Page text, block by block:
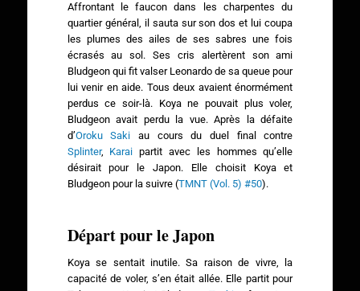
Affrontant le faucon dans les charpentes du
quartier général, il sauta sur son dos et lui coupa
les plumes des ailes de ses sabres une fois
écrasés au sol.Ses cris alertèrent son ami
Bludgeon qui fit valser Leonardo de sa queue pour
lui venir en aide. Tous deux avaient énormément
perdus ce soir-là. Koya ne pouvait plus voler,
Bludgeon avait perdu la vue. Après la défaite
d’Oroku Saki au cours du duel final contre
Splinter, Karai partit avec les hommes qu’elle
désirait pour le Japon. Elle choisit Koya et
Bludgeon pour la suivre (TMNT (Vol. 5) #50).
Départ pour le Japon
Koya se sentait inutile. Sa raison de vivre, la
capacité de voler, s’en était allée. Elle partit pour